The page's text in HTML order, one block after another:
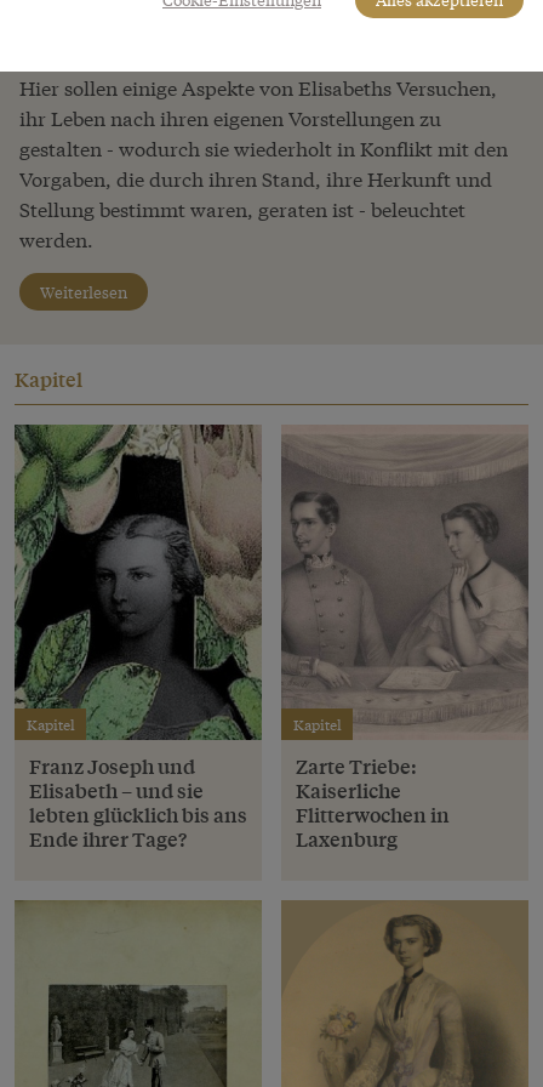
dekonstruiert zu werden. Elisabeth ist ein
Hier sollen einige Aspekte von Elisabeths Versuchen,
ihr Leben nach ihren eigenen Vorstellungen zu
gestalten - wodurch sie wiederholt in Konflikt mit den
Vorgaben, die durch ihren Stand, ihre Herkunft und
Stellung bestimmt waren, geraten ist - beleuchtet
werden.
Weiterlesen
Kapitel
Kapitel
Franz Joseph und
Elisabeth – und sie
lebten glücklich bis ans
Ende ihrer Tage?
Kapitel
Zarte Triebe:
Kaiserliche
Flitterwochen in
Laxenburg